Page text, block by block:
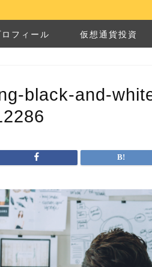
ロフィール 仮想通貨投資
black-and-